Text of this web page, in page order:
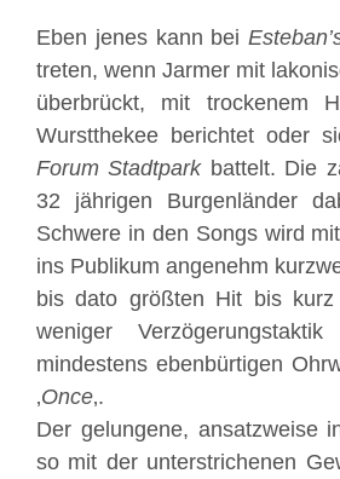
Eben jenes kann bei
treten, wenn Jarmer mit
überbrückt, mit trockenem
Wurstthekee berichtet oder
Forum Stadtparkbattelt. Die
32 jährigen Burgenländer
Schwere in den Songs wird
ins Publikum angenehm
bis dato größten Hit bis
weniger
mindestens ebenbürtigen
‚Once‚.
Der gelungene, ansatzweise
so mit der unterstrichenen